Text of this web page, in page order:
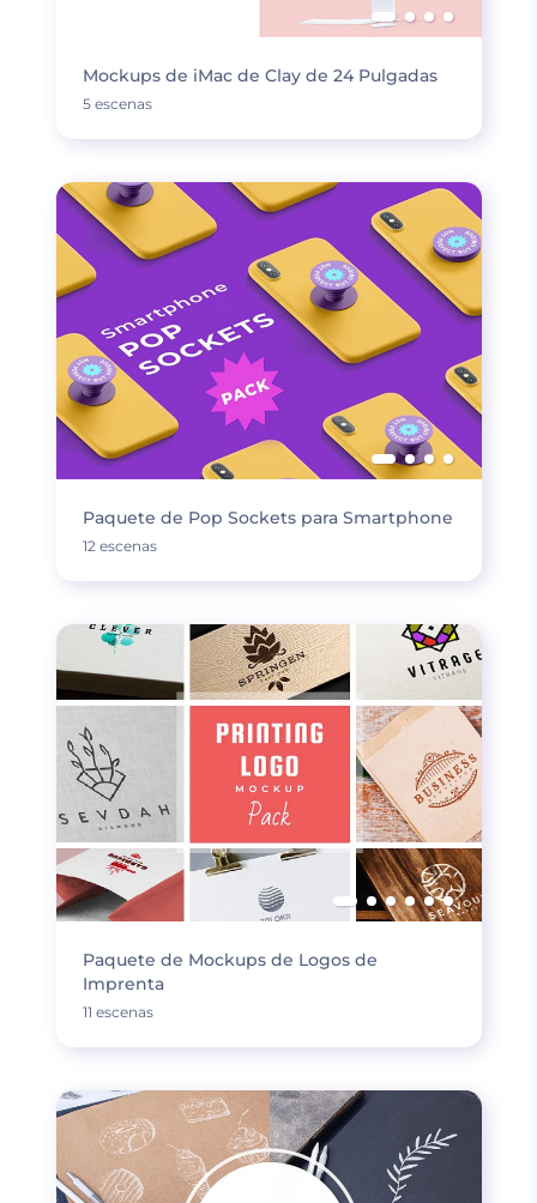
Mockups de iMac de Clay de 24 Pulgadas
5 escenas
Paquete de Pop Sockets para Smartphone
12 escenas
Paquete de Mockups de Logos de
Imprenta
11 escenas